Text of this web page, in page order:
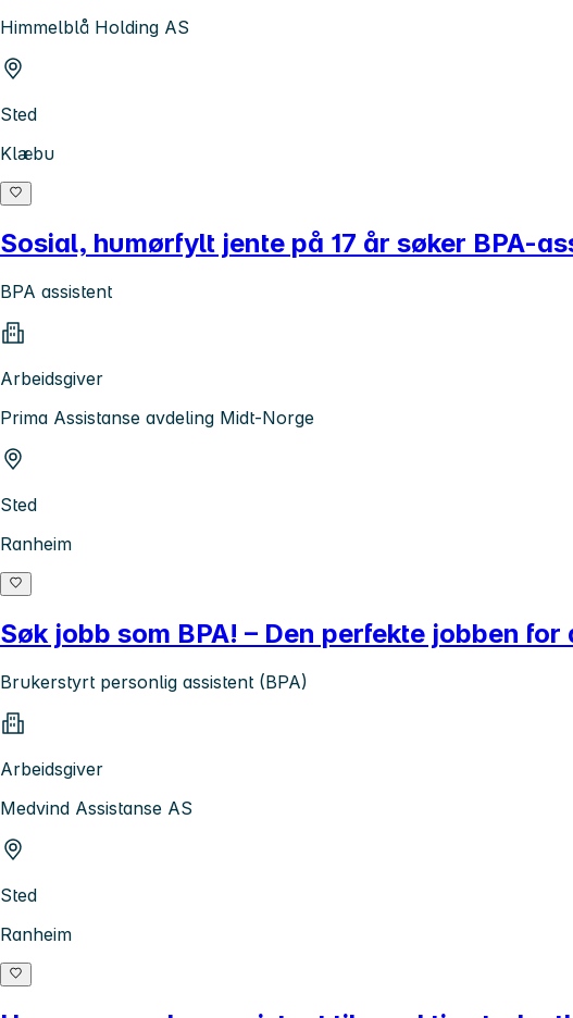
Himmelblå Holding AS
Sted
Klæbu
Sosial, humørfylt jente på 17 år søker BPA-
BPA assistent
Arbeidsgiver
Prima Assistanse avdeling Midt-Norge
Sted
Ranheim
Søk jobb som BPA! – Den perfekte jobben
Brukerstyrt personlig assistent (BPA)
Arbeidsgiver
Medvind Assistanse AS
Sted
Ranheim